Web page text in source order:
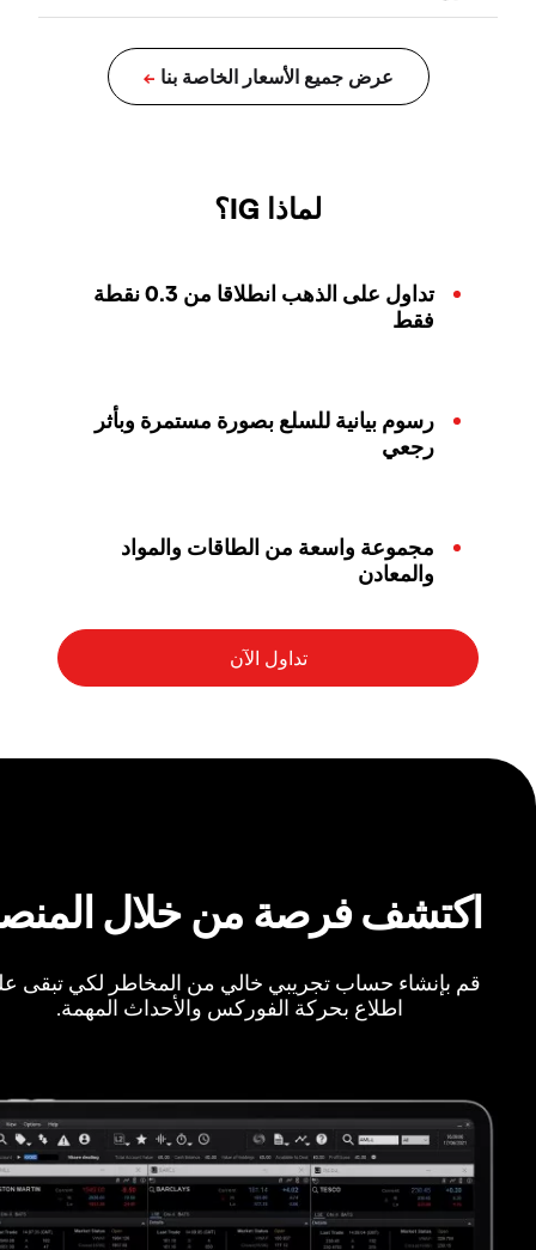
لماذا IG؟
تداول على الذهب انطلاقا من 0.3 نقطة
فقط
رسوم بيانية للسلع بصورة مستمرة وبأثر
رجعي
مجموعة واسعة من الطاقات والمواد
والمعادن
اكتشف فرصة من خلال
قم بإنشاء حساب تجريبي خالي من المخاطر لكي تبقى
اطلاع بحركة الفوركس والأحداث المهمة.